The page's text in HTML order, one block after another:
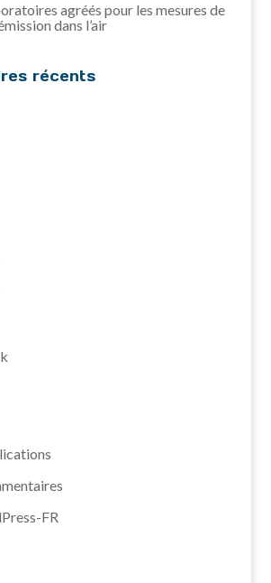
agréés pour les mesures de
dans l’air
récents
FR